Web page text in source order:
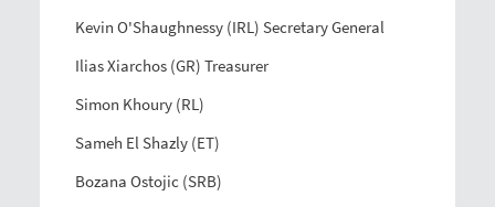
Kevin O'Shaughnessy (IRL) Secretary General
Ilias Xiarchos (GR) Treasurer
Simon Khoury (RL)
Sameh El Shazly (ET)
Bozana Ostojic (SRB)